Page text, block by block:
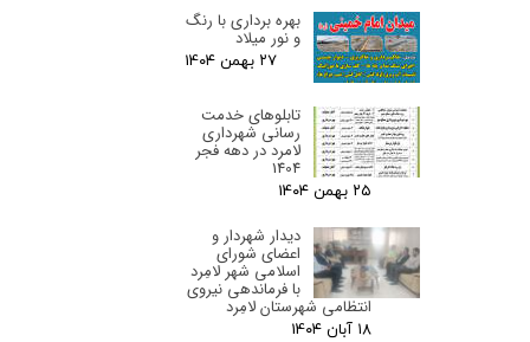
بهره برداری با رنگ
و نور میلاد
۲۷ بهمن ۰۴
تابلوهای خدمت
رسانی شهرداری
لامرد در دهه فجر
1404
۲۵ بهمن ۰۴
دیدار شهردار و
اعضای شورای
اسلامی شهر لامِرد
با فرماندهی نیروی
انتظامی شهرستان لامِرد
۱۸ آبان ۰۴